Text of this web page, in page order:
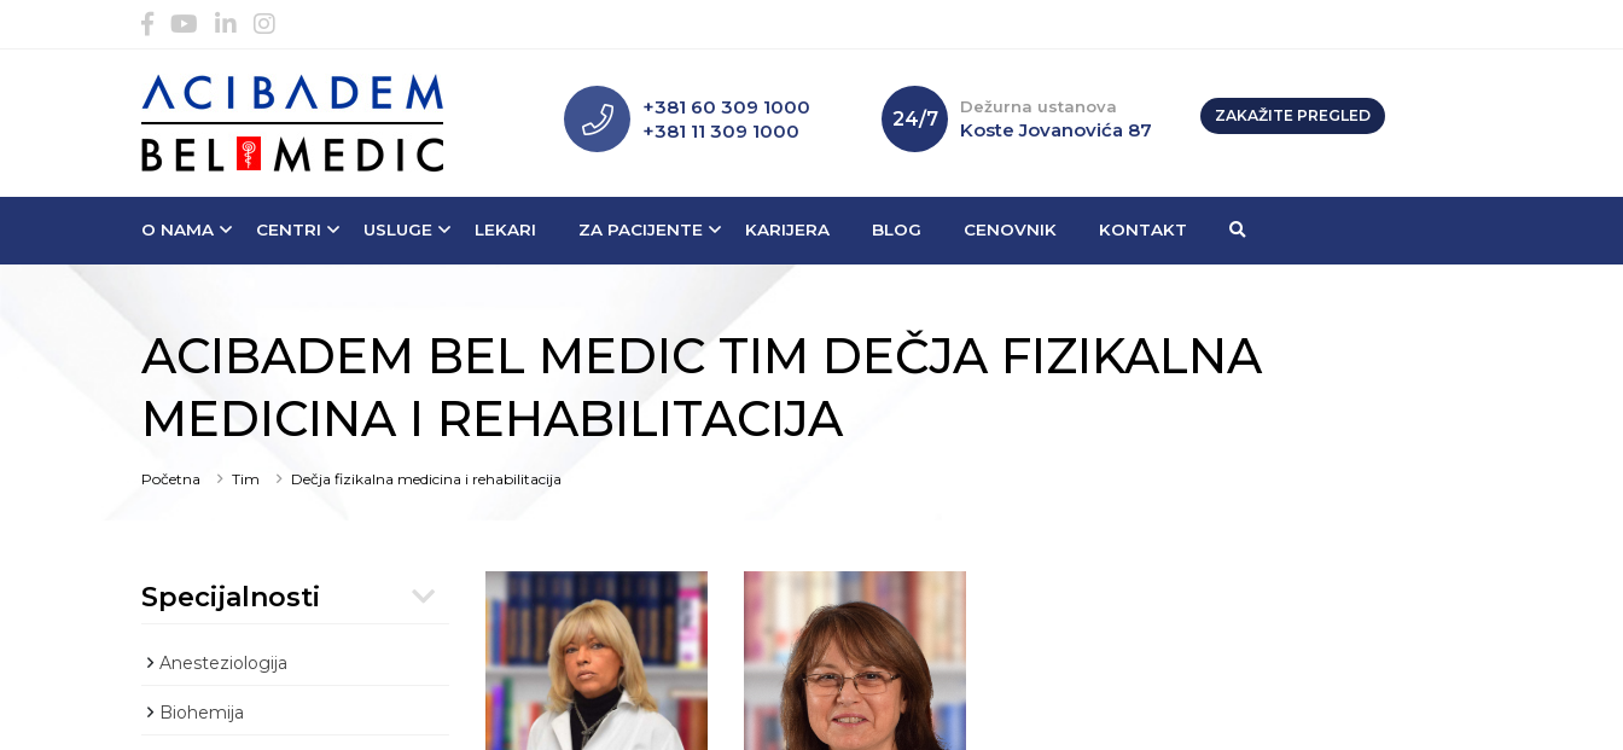
+381 60 309 1000
+381 11 309 1000
24/7
Dežurna ustanova
Koste Jovanovića 87
ZAKAŽITE PREGLED
O NAMA CENTRI USLUGE LEKARI ZA PACIJENTE KARIJERA BLOG CENOVNIK KONTAKT
ACIBADEM BEL MEDIC TIM DEČJA FIZIKALNA
MEDICINA I REHABILITACIJA
Početna Tim Dečja fizikalna medicina i rehabilitacija
Specijalnosti
Anesteziologija
Biohemija